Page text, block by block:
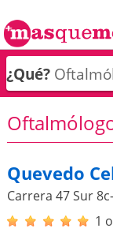
¿Qué?
Quevedo
Carrera 47 Sur
1